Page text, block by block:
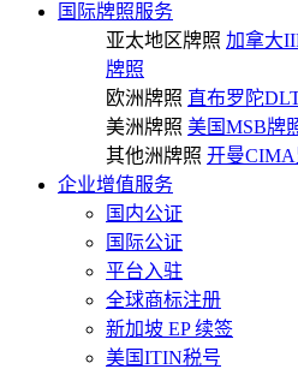
国际牌照服务
亚太地区牌照 加拿大
牌照
欧洲牌照 直布罗陀
美洲牌照 美国MSB牌
其他洲牌照 开曼
企业增值服务
国内公证
国际公证
平台入驻
全球商标注册
新加坡 EP 续签
美国ITIN税号